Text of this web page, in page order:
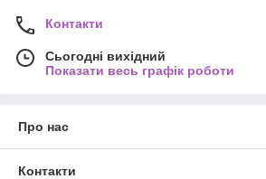
Контакти
Сьогодні вихідний
Показати весь графік роботи
Про нас
Контакти